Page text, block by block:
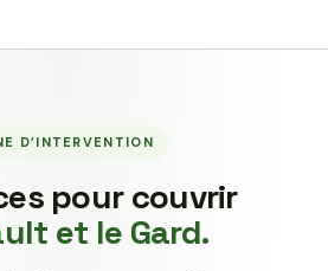
D’INTERVENTION
pour couvrir
et le Gard.